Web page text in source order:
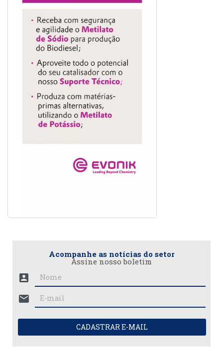
Acompanhe as notícias do setor
Assine nosso boletim
account_box
mail
CADASTRAR E-MAIL